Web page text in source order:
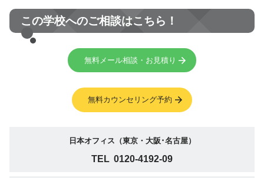
この学校へのご相談はこちら！
無料メール相談・お見積り
無料カウンセリング予約
日本オフィス（東京・大阪･名古屋）
TEL 0120-4192-09